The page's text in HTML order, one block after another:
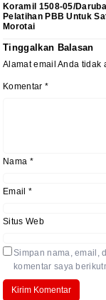
Koramil 1508-05/
Pelatihan PBB Untuk
Morotai
Tinggalkan Balasan
Alamat email Anda tidak
Komentar *
Nama *
Email *
Situs Web
Simpan nama, email,
komentar saya